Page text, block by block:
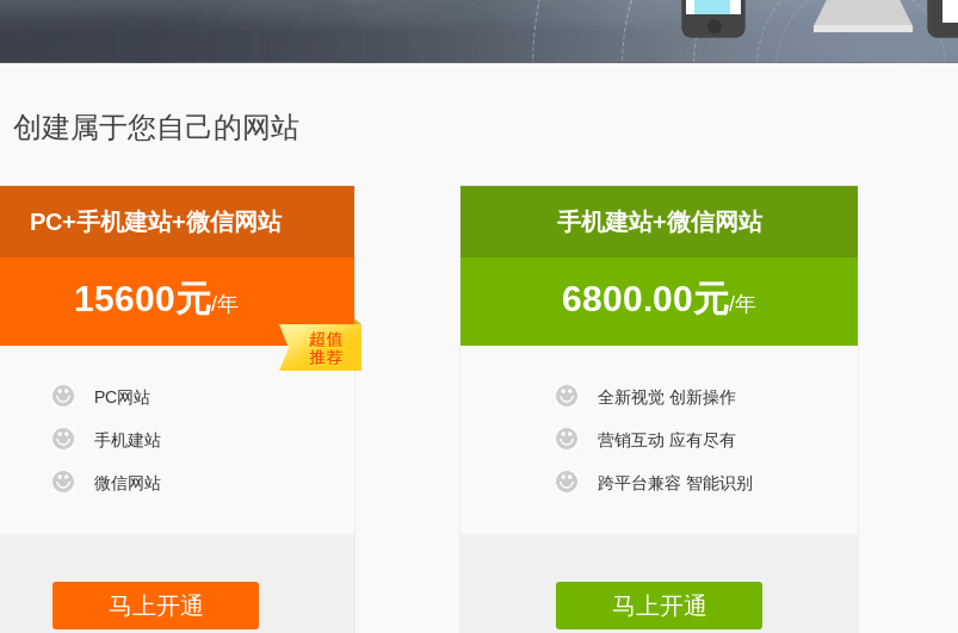
PC+手机建站+微信网站
15600元/年
PC网站
手机建站
微信网站
马上开通
手机建站+微信网站
6800.00元/年
全新视觉 创新操作
营销互动 应有尽有
跨平台兼容 智能识别
马上开通
创建属于您自己的网站